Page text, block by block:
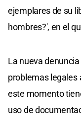
ejemplares de su
hombres?', en el
La nueva
problemas legales
este momento
uso de